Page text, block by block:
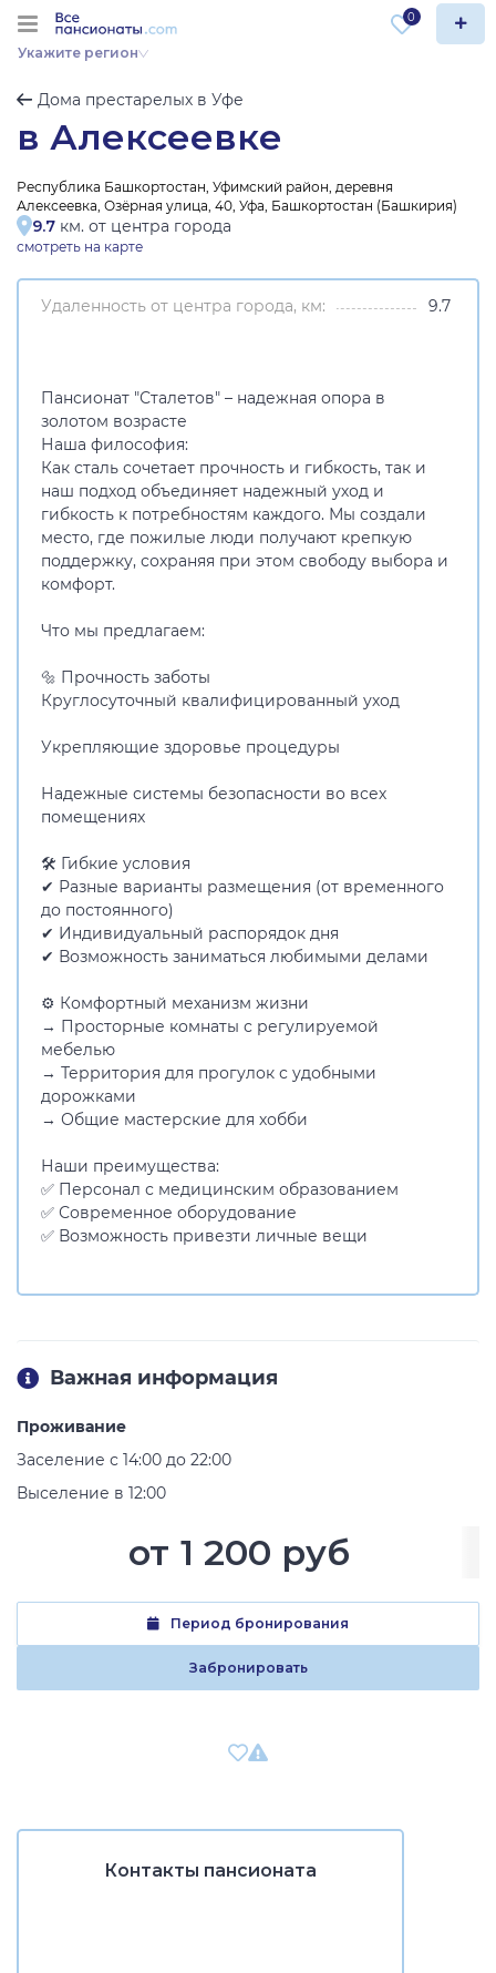
Укажите регион
0
Дома престарелых в Уфе
в Алексеевке
Республика Башкортостан, Уфимский район, деревня
Алексеевка, Озёрная улица, 40, Уфа, Башкортостан (Башкирия)
9.7 км. от центра города
смотреть на карте
Удаленность от центра города, км: 9.7
Пансионат "Сталетов" – надежная опора в
золотом возрасте
Наша философия:
Как сталь сочетает прочность и гибкость, так и
наш подход объединяет надежный уход и
гибкость к потребностям каждого. Мы создали
место, где пожилые люди получают крепкую
поддержку, сохраняя при этом свободу выбора и
комфорт.
Что мы предлагаем:
🔩 Прочность заботы
Круглосуточный квалифицированный уход
Укрепляющие здоровье процедуры
Надежные системы безопасности во всех
помещениях
🛠️ Гибкие условия
✔ Разные варианты размещения (от временного
до постоянного)
✔ Индивидуальный распорядок дня
✔ Возможность заниматься любимыми делами
⚙️ Комфортный механизм жизни
→ Просторные комнаты с регулируемой
мебелью
→ Территория для прогулок с удобными
дорожками
→ Общие мастерские для хобби
Наши преимущества:
✅ Персонал с медицинским образованием
✅ Современное оборудование
✅ Возможность привезти личные вещи
от 1 200 руб
Период бронирования
Забронировать
Важная информация
Проживание
Заселение с 14:00 до 22:00
Выселение в 12:00
Контакты пансионата